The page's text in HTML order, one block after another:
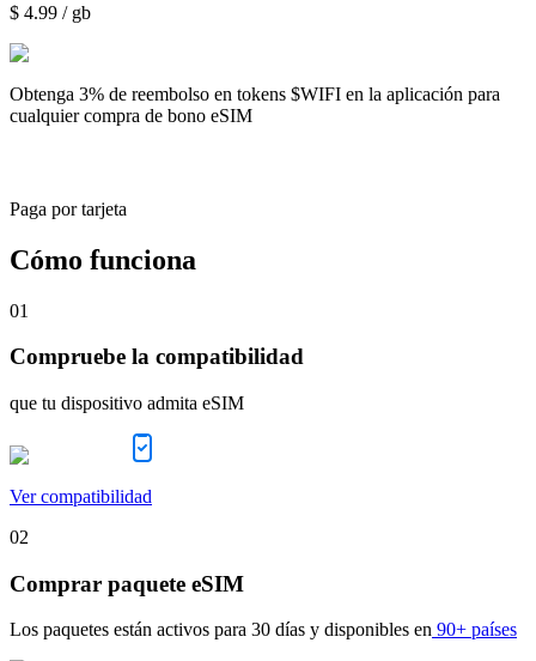
$ 4.99 / gb
Obtenga 3% de reembolso en tokens $WIFI en la aplicación para
cualquier compra de bono eSIM
Paga por tarjeta
Cómo funciona
01
Compruebe la compatibilidad
que tu dispositivo admita eSIM
Ver compatibilidad
02
Comprar paquete eSIM
Los paquetes están activos para 30 días y disponibles en 90+ países